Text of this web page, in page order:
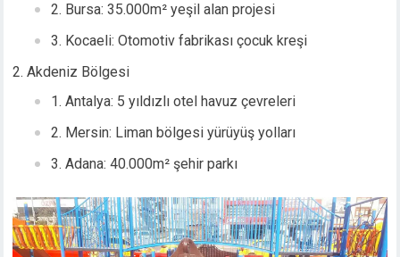
Bursa: 35.000m² yeşil alan projesi
Kocaeli: Otomotiv fabrikası çocuk kreşi
Akdeniz Bölgesi
Antalya: 5 yıldızlı otel havuz çevreleri
Mersin: Liman bölgesi yürüyüş yolları
Adana: 40.000m² şehir parkı